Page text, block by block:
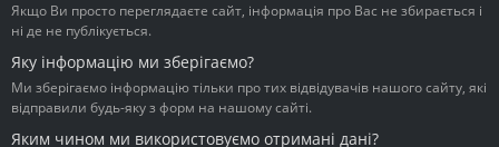
Якщо Ви просто переглядаєте сайт, інформація про Вас не збирається і
ні де не публікується.
Яку інформацію ми зберігаємо?
Ми зберігаємо інформацію тільки про тих відвідувачів нашого сайту, які
відправили будь-яку з форм на нашому сайті.
Яким чином ми використовуємо отримані дані?